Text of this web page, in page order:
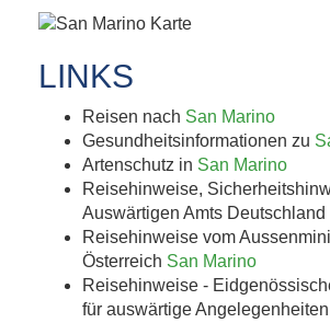
LINKS
Reisen nach San Marino
Gesundheitsinformationen zu
Artenschutz in San Marino
Reisehinweise,
Auswärtigen Amts Deutschland
Reisehinweise vom
Österreich San Marino
Reisehinweise -
für auswärtige